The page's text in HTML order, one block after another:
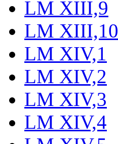
LM XIII,9
LM XIII,10
LM XIV,1
LM XIV,2
LM XIV,3
LM XIV,4